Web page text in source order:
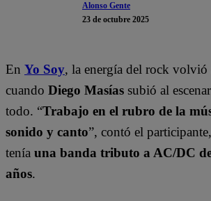
Alonso Gente
23 de octubre 2025
En Yo Soy, la energía del rock volvió
cuando Diego Masías subió al
todo. “Trabajo en el rubro de la
sonido y canto”, contó el
tenía una banda tributo a AC/DC
años.